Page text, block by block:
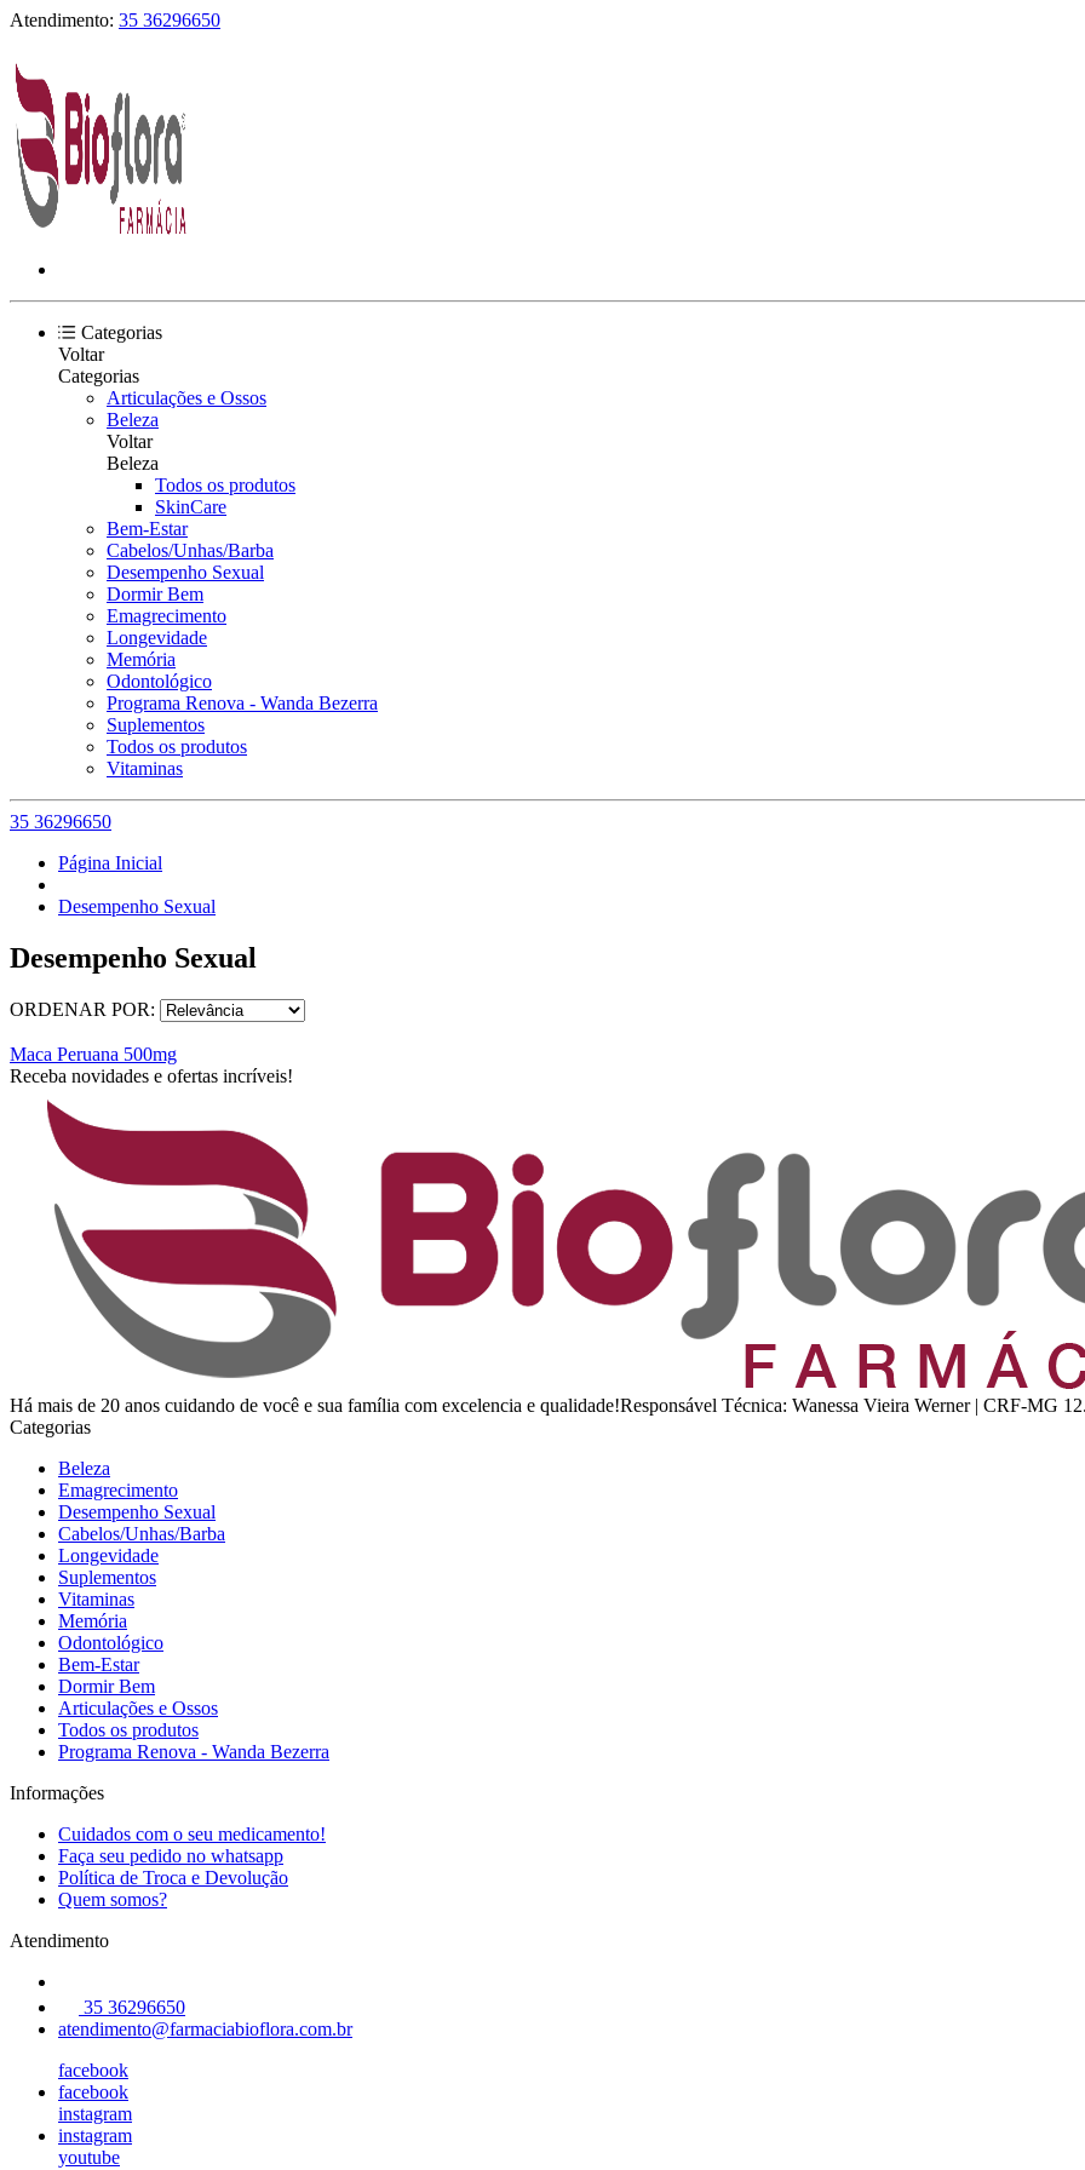
Atendimento: 35 36296650
Categorias
Voltar
Categorias
Articulações e Ossos
Beleza
Voltar
Beleza
Todos os produtos
SkinCare
Bem-Estar
Cabelos/Unhas/Barba
Desempenho Sexual
Dormir Bem
Emagrecimento
Longevidade
Memória
Odontológico
Programa Renova - Wanda Bezerra
Suplementos
Todos os produtos
Vitaminas
35 36296650
Página Inicial
Desempenho Sexual
Desempenho Sexual
ORDENAR POR:
Maca Peruana 500mg
Receba novidades e ofertas incríveis!
Há mais de 20 anos cuidando de você e sua família com excelencia e qualidade!Responsável Técnica: Wanessa Vieira Werner | CRF-MG
Categorias
Beleza
Emagrecimento
Desempenho Sexual
Cabelos/Unhas/Barba
Longevidade
Suplementos
Vitaminas
Memória
Odontológico
Bem-Estar
Dormir Bem
Articulações e Ossos
Todos os produtos
Programa Renova - Wanda Bezerra
Informações
Cuidados com o seu medicamento!
Faça seu pedido no whatsapp
Política de Troca e Devolução
Quem somos?
Atendimento
35 36296650
atendimento@farmaciabioflora.com.br
facebook
facebook
instagram
instagram
youtube